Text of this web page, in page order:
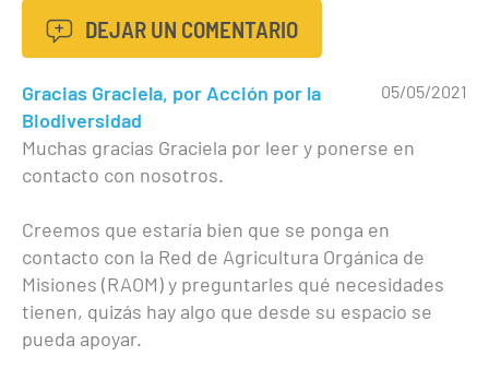
DEJAR UN COMENTARIO
05/05/2021
Gracias Graciela, por Acción por la
Biodiversidad
Muchas gracias Graciela por leer y ponerse en
contacto con nosotros.
Creemos que estaría bien que se ponga en
contacto con la Red de Agricultura Orgánica de
Misiones (RAOM) y preguntarles qué necesidades
tienen, quizás hay algo que desde su espacio se
pueda apoyar.